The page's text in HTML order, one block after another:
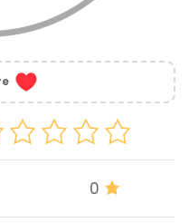
0